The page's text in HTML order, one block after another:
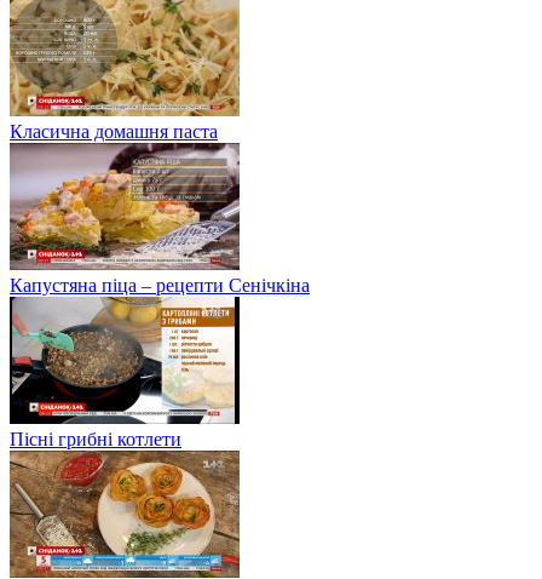
Класична домашня паста
Капустяна піца – рецепти Сенічкіна
Пісні грибні котлети